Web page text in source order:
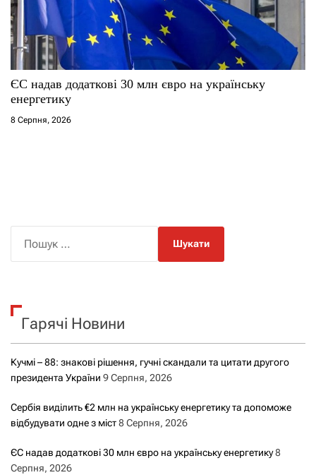
ЄС надав додаткові 30 млн євро на українську
енергетику
8 Серпня, 2026
к
Гарячі Новини
Кучмі – 88: знакові рішення, гучні скандали та цитати другого
президента України 9 Серпня, 2026
Сербія виділить €2 млн на українську енергетику та допоможе
відбудувати одне з міст8 Серпня, 2026
ЄС надав додаткові 30 млн євро на українську енергетику8
Серпня, 2026